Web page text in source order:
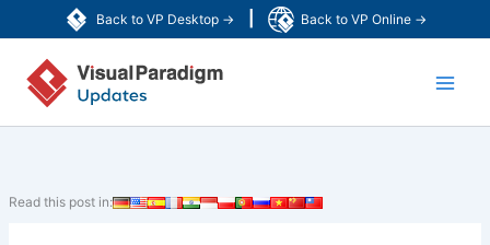
Back to VP Desktop → Back to VP Online →
容
Read this post in: